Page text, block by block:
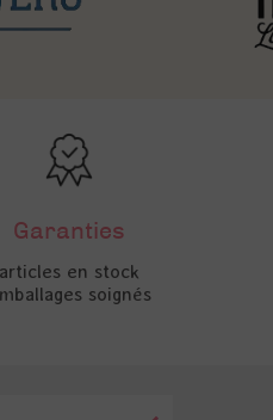
Garanties
articles en stock
soignés